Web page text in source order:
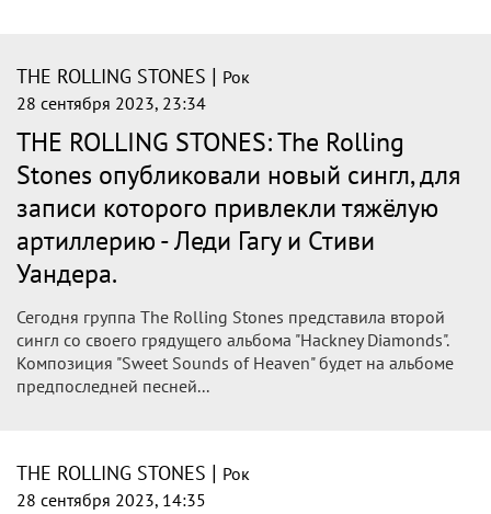
THE ROLLING STONES| Рок
29 сентября 2023, 14:48
The Rolling Stones выпустили трек
вместе с Леди Гагой и Стиви Вандером
Культовая рок-группа The Rolling Stones выпустила песню
Sweet Sounds of Heaven из своего будущего альбома
Hackney Dia...
Над дизайном нового альбома The